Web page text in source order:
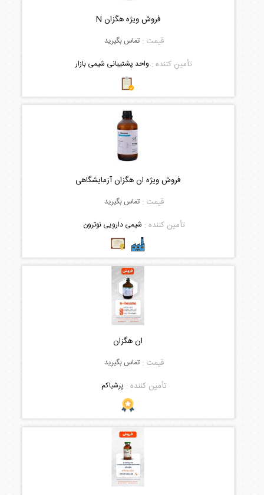
فروش ویژه هگزان N
قیمت :تماس بگیرید
تأمین کننده : واحد پشتیبانی شیمی بازار
فروش ویژه ان هگزان آزمایشگاهی
قیمت :تماس بگیرید
تأمین کننده : شیمی دارویی نوترون
ان هگزان
قیمت :تماس بگیرید
تأمین کننده : پرشیاکم